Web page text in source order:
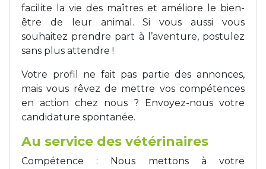
facilite la vie des maîtres et améliore le bien-
être de leur animal. Si vous aussi vous
souhaitez prendre part à l’aventure, postulez
sans plus attendre !
Votre profil ne fait pas partie des annonces,
mais vous rêvez de mettre vos compétences
en action chez nous ? Envoyez-nous votre
candidature spontanée.
Au service des vétérinaires
Compétence : Nous mettons à votre